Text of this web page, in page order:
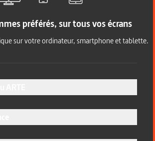
préférés, sur tous vos écrans
sur votre ordinateur, smartphone et tablette.